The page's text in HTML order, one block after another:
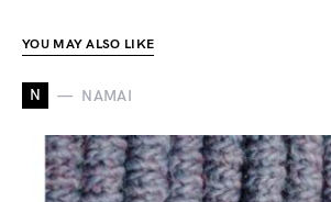
YOU MAY ALSO LIKE
N NAMAI